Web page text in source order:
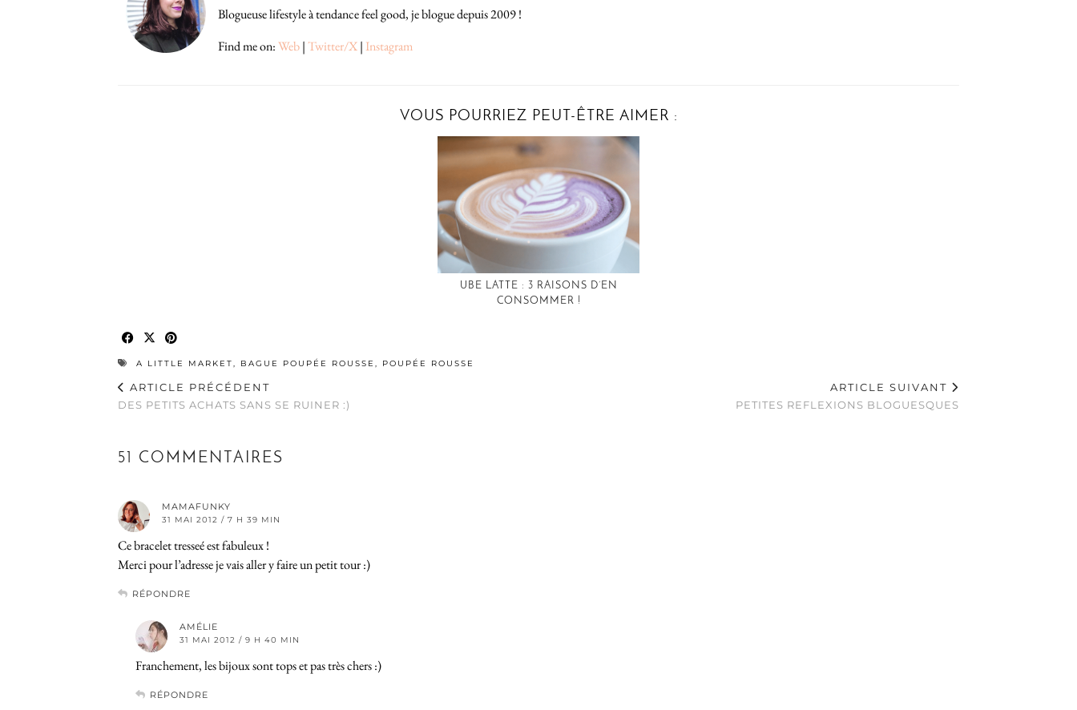
Blogueuse lifestyle à tendance feel good, je blogue depuis 2009 !
Find me on:Web|Twitter/X| Instagram
VOUS POURRIEZ PEUT-ÊTRE AIMER :
UBE LATTE : 3 RAISONS D’EN
CONSOMMER !
A LITTLE MARKET BAGUE POUPÉE ROUSSE POUPÉE ROUSSE
ARTICLE PRÉCÉDENT
DES PETITS ACHATS SANS SE RUINER :)
ARTICLE SUIVANT
PETITES REFLEXIONS BLOGUESQUES
51 COMMENTAIRES
MAMAFUNKY
31 MAI 2012 / 7 H 39 MIN
Ce bracelet tresseé est fabuleux !
Merci pour l’adresse je vais aller y faire un petit tour :)
RÉPONDRE
AMÉLIE
31 MAI 2012 / 9 H 40 MIN
Franchement, les bijoux sont tops et pas très chers :)
RÉPONDRE